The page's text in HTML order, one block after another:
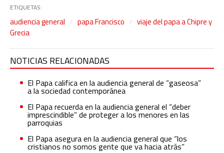
ETIQUETAS:
audiencia general papa Francisco
viaje del papa a Chipre y
Grecia
NOTICIAS RELACIONADAS
El Papa califica en la audiencia general de “gaseosa”
a la sociedad contemporánea
El Papa recuerda en la audiencia general el “deber
imprescindible” de proteger a los menores en las
parroquias
El Papa asegura en la audiencia general que “los
cristianos no somos gente que va hacia atrás”